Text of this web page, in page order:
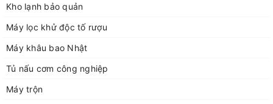
Kho lạnh bảo quản
Máy lọc khử độc tố rượu
Máy khâu bao Nhật
Tủ nấu cơm công nghiệp
Máy trộn